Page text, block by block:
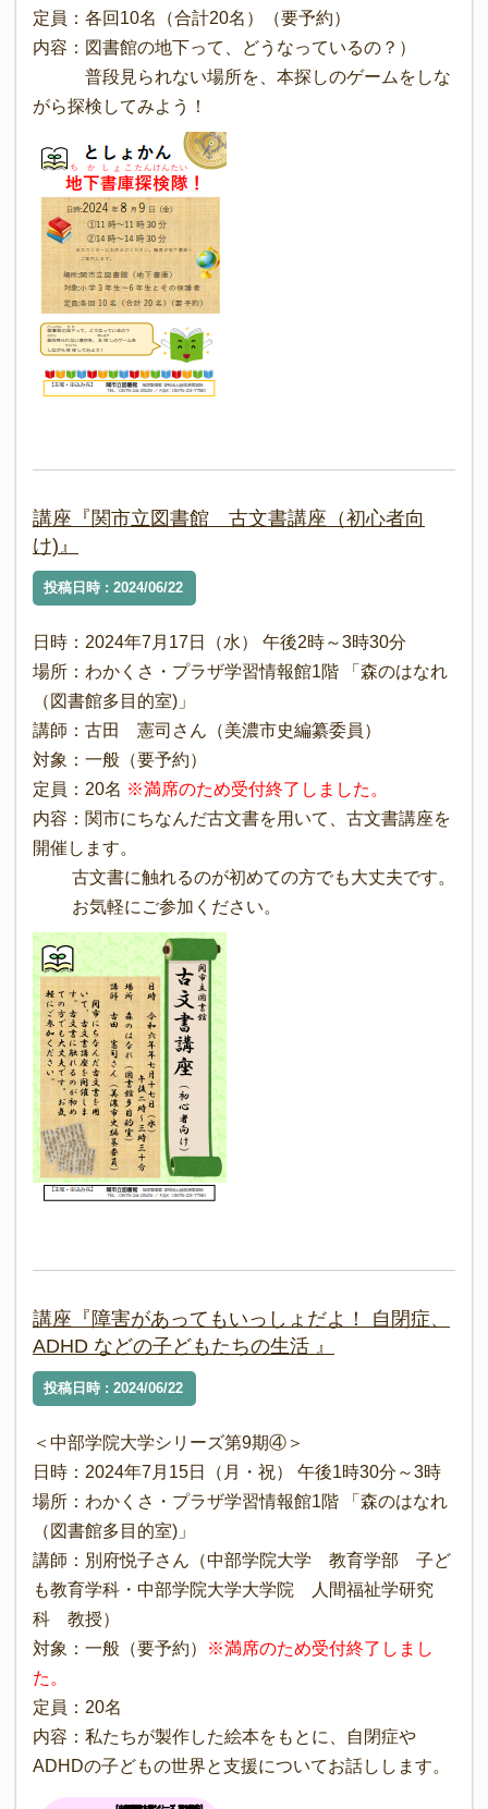
定員：各回10名（合計20名）（要予約）
内容：図書館の地下って、どうなっているの？）
普段見られない場所を、本探しのゲームをしな
がら探検してみよう！
講座『関市立図書館 古文書講座（初心者向
け)』
投稿日時 : 2024/06/22
日時：2024年7月17日（水） 午後2時～3時30分
場所：わかくさ・プラザ学習情報館1階 「森のはなれ
（図書館多目的室)」
講師：古田 憲司さん（美濃市史編纂委員）
対象：一般（要予約）
定員：20名 ※満席のため受付終了しました。
内容：関市にちなんだ古文書を用いて、古文書講座を
開催します。
古文書に触れるのが初めての方でも大丈夫です。
お気軽にご参加ください。
講座『障害があってもいっしょだよ！ 自閉症、
ADHD などの子どもたちの生活 』
投稿日時 : 2024/06/22
＜中部学院大学シリーズ第9期④＞
日時：2024年7月15日（月・祝） 午後1時30分～3時
場所：わかくさ・プラザ学習情報館1階 「森のはなれ
（図書館多目的室)」
講師：別府悦子さん（中部学院大学 教育学部 子ど
も教育学科・中部学院大学大学院 人間福祉学研究
科 教授）
対象：一般（要予約）
※満席のため受付終了しまし
た。
定員：20名
内容：私たちが製作した絵本をもとに、自閉症や
ADHDの子どもの世界と支援についてお話しします。